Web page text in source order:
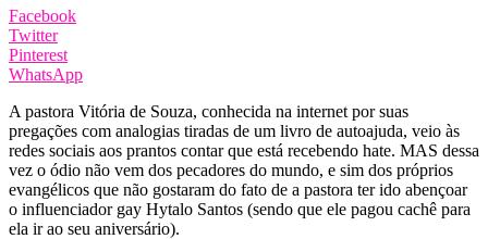
Facebook
Twitter
Pinterest
WhatsApp
A pastora Vitória de Souza, conhecida na internet por suas
pregações com analogias tiradas de um livro de autoajuda, veio às
redes sociais aos prantos contar que está recebendo hate. MAS dessa
vez o ódio não vem dos pecadores do mundo, e sim dos próprios
evangélicos que não gostaram do fato de a pastora ter ido abençoar
o influenciador gay Hytalo Santos (sendo que ele pagou cachê para
ela ir ao seu aniversário).